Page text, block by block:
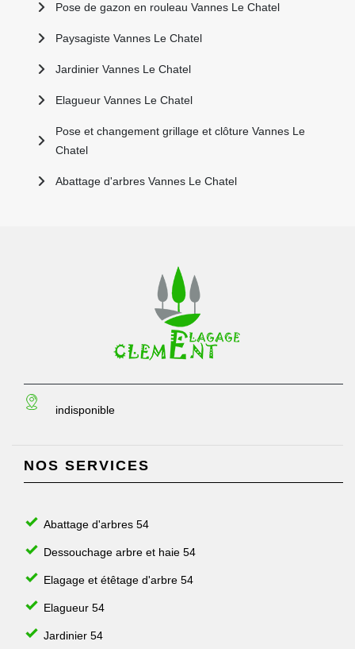
Pose de gazon en rouleau Vannes Le Chatel
Paysagiste Vannes Le Chatel
Jardinier Vannes Le Chatel
Elagueur Vannes Le Chatel
Pose et changement grillage et clôture Vannes Le
Chatel
Abattage d'arbres Vannes Le Chatel
indisponible
NOS SERVICES
Abattage d'arbres 54
Dessouchage arbre et haie 54
Elagage et étêtage d'arbre 54
Elagueur 54
Jardinier 54